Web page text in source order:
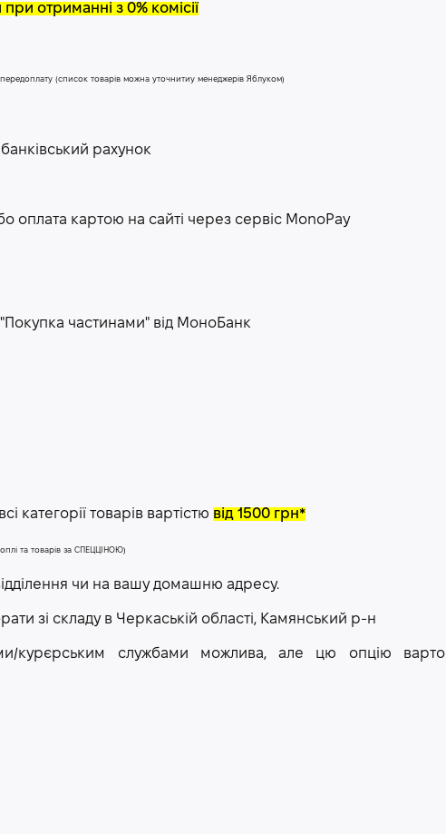
при отриманні з 0% комісії
(список товарів можна уточнитиу менеджерів Яблуком)
рахунок
оплата картою на сайті через сервіс МоnoPay
частинами" від МоноБанк
категорії товарів вартістю від 1500 грн*
та товарів за СПЕЦЦІНОЮ)
чи на вашу домашню адресу.
зі складу в Черкаській області, Камянський р-н
курєрським службами можлива, але цю опцію варто